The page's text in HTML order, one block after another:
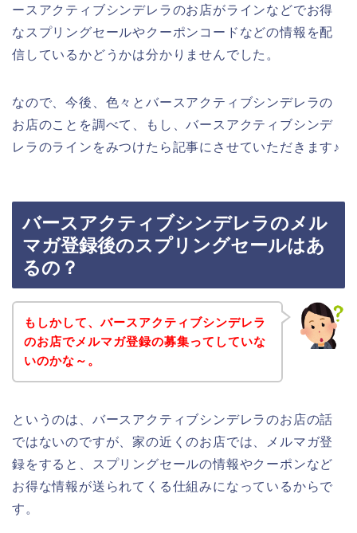
ースアクティブシンデレラのお店がラインなどでお得
なスプリングセールやクーポンコードなどの情報を配
信しているかどうかは分かりませんでした。
なので、今後、色々とバースアクティブシンデレラの
お店のことを調べて、もし、バースアクティブシンデ
レラのラインをみつけたら記事にさせていただきます♪
バースアクティブシンデレラのメル
マガ登録後のスプリングセールはあ
るの？
もしかして、バースアクティブシンデレラ
のお店でメルマガ登録の募集ってしていな
いのかな～。
というのは、バースアクティブシンデレラのお店の話
ではないのですが、家の近くのお店では、メルマガ登
録をすると、スプリングセールの情報やクーポンなど
お得な情報が送られてくる仕組みになっているからで
す。